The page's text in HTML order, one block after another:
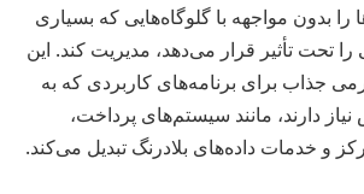
را بدون مواجهه با گلوگاه‌هایی که بسیاری
را تحت تأثیر قرار می‌دهد، مدیریت کند. این
جذاب برای برنامه‌های کاربردی که به
دارند، مانند سیستم‌های پرداخت،
و خدمات داده‌های بلادرنگ تبدیل می‌کند.